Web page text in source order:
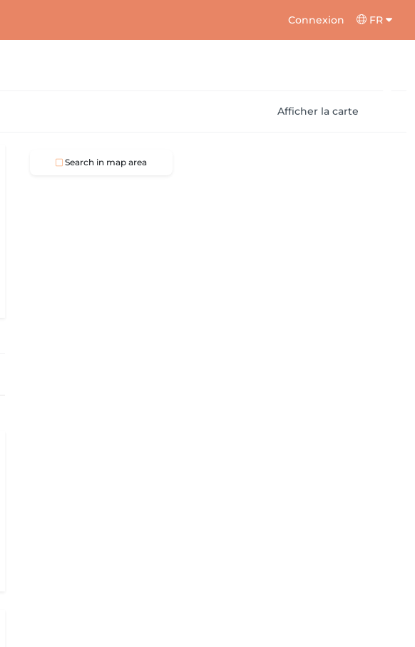
Connexion FR
Afficher la carte
Search in map area